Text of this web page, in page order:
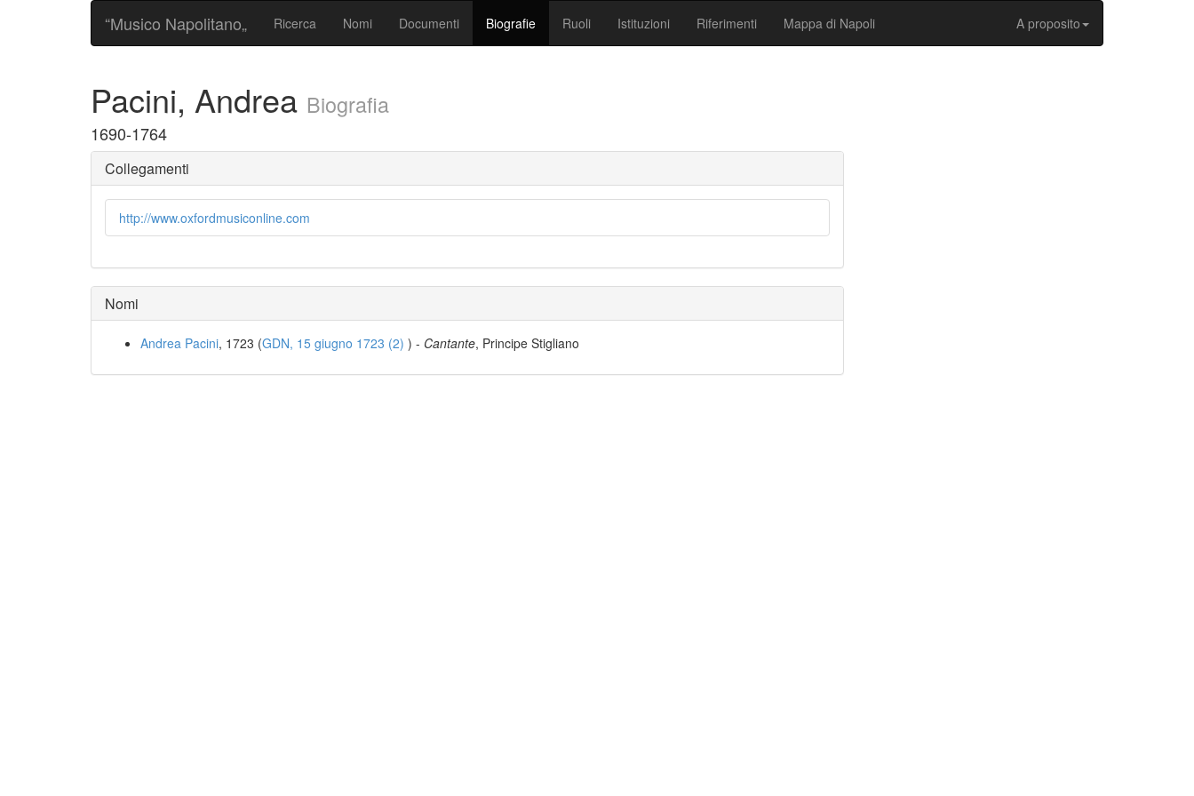
“Musico Napolitano„ Ricerca Nomi Documenti Biografie Ruoli Istituzioni Riferimenti Mappa di Napoli A proposito
Pacini, Andrea Biografia
1690-1764
Collegamenti
http://www.oxfordmusiconline.com
Nomi
Andrea Pacini, 1723 (GDN, 15 giugno 1723 (2) ) - Cantante, Principe Stigliano